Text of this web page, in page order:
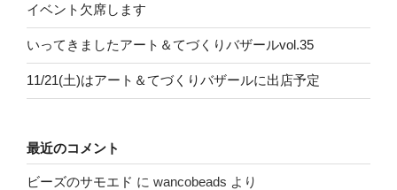
イベント欠席します
いってきましたアート＆てづくりバザールvol.35
11/21(土)はアート＆てづくりバザールに出店予定
最近のコメント
ビーズのサモエド に wancobeads より